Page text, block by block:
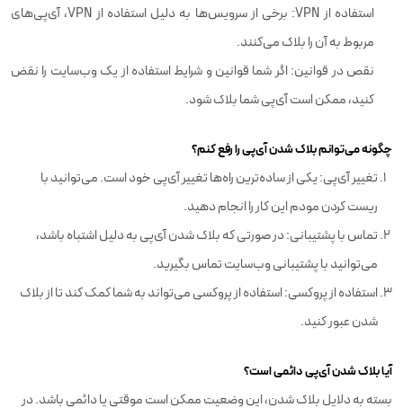
استفاده از VPN: برخی از سرویس‌ها به دلیل استفاده از VPN، آی‌پی‌های
مربوط به آن را بلاک می‌کنند.
نقص در قوانین: اگر شما قوانین و شرایط استفاده از یک وب‌سایت را نقض
کنید، ممکن است آی‌پی شما بلاک شود.
چگونه می‌توانم بلاک شدن آی‌پی را رفع کنم؟
تغییر آی‌پی: یکی از ساده‌ترین راه‌ها تغییر آی‌پی خود است. می‌توانید با
ریست کردن مودم این کار را انجام دهید.
تماس با پشتیبانی: در صورتی که بلاک شدن آی‌پی به دلیل اشتباه باشد،
می‌توانید با پشتیبانی وب‌سایت تماس بگیرید.
استفاده از پروکسی: استفاده از پروکسی می‌تواند به شما کمک کند تا از بلاک
شدن عبور کنید.
آیا بلاک شدن آی‌پی دائمی است؟
بسته به دلایل بلاک شدن، این وضعیت ممکن است موقتی یا دائمی باشد. در